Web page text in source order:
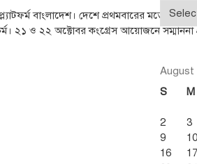
প্ল্যাটফর্ম বাংলাদেশ। দেশে প্রথমবারের মতো
২১ ও ২২ অক্টোবর কংগ্রেস আয়োজনে
>>>
তারিখ
অনুযায়ী
খুঁজুন
August
S
M
2
3
9
10
16
17